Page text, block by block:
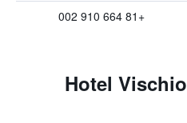
+81 664 910 002
הטבות ושירותים בHotel Vischio